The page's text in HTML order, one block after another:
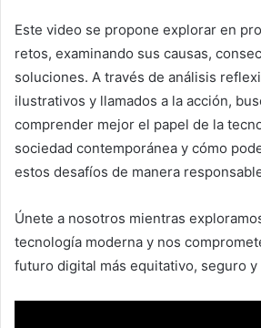
Este video se propone explorar en
retos, examinando sus causas,
soluciones. A través de análisis
ilustrativos y llamados a la acción,
comprender mejor el papel de la
sociedad contemporánea y cómo
estos desafíos de manera
Únete a nosotros mientras
tecnología moderna y nos
futuro digital más equitativo, seguro